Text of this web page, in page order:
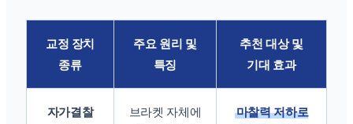
교정 장치
종류
주요 원리 및
특징
추천 대상 및
기대 효과
자가결찰
브라켓 자체에
마찰력 저하로